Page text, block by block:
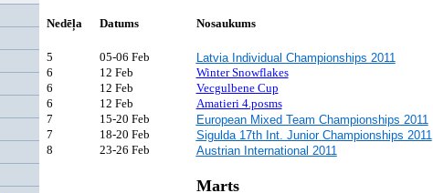
Nedēļa Datums Nosaukums
5 05-06 Feb Latvia Individual Championships 2011
6
12 Feb Winter Snowflakes
6
12 Feb Vecgulbene Cup
6
12 Feb Amatieri 4.posms
7
15-20 Feb European Mixed Team Championships 2011
7
18-20 Feb Sigulda 17th Int. Junior Championships 2011
8
23-26 Feb Austrian International 2011
Marts